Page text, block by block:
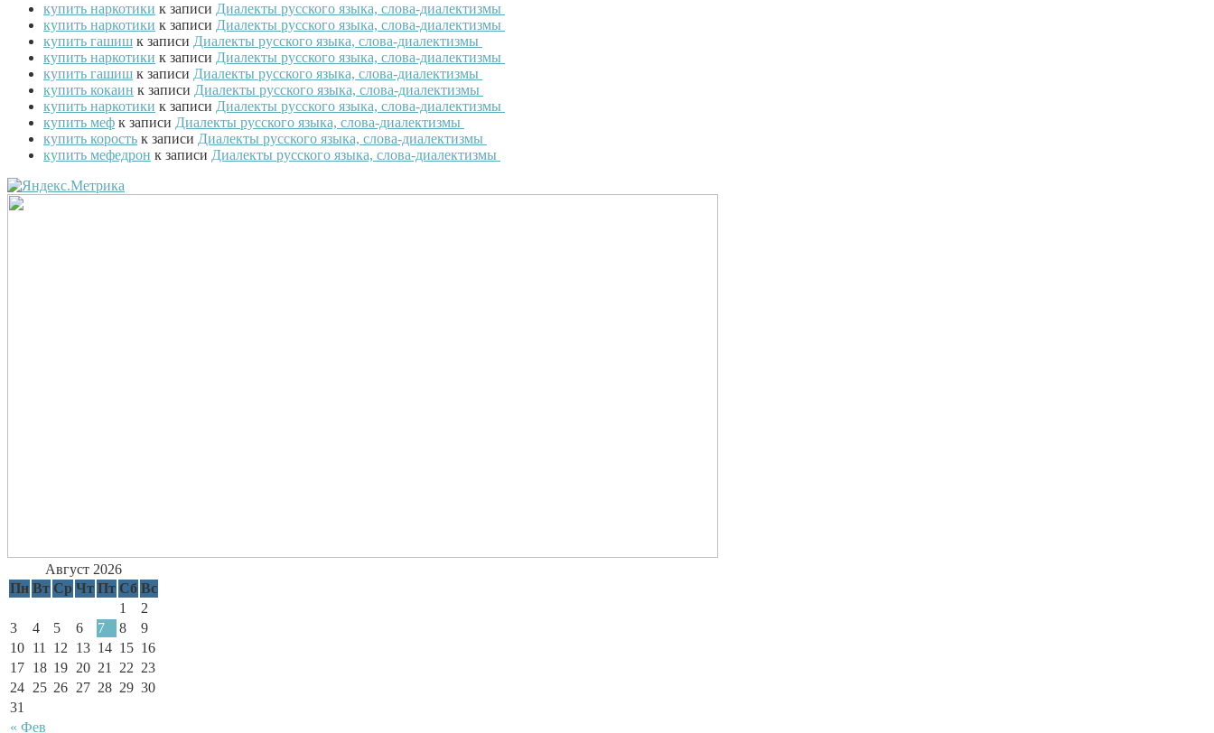
купить наркотики к записи Диалекты русского языка, слова-диалектизмы
купить наркотики к записи Диалекты русского языка, слова-диалектизмы
купить гашиш к записи Диалекты русского языка, слова-диалектизмы
купить наркотики к записи Диалекты русского языка, слова-диалектизмы
купить гашиш к записи Диалекты русского языка, слова-диалектизмы
купить кокаин к записи Диалекты русского языка, слова-диалектизмы
купить наркотики к записи Диалекты русского языка, слова-диалектизмы
купить меф к записи Диалекты русского языка, слова-диалектизмы
купить корость к записи Диалекты русского языка, слова-диалектизмы
купить мефедрон к записи Диалекты русского языка, слова-диалектизмы
Август 2026
Пн Вт Ср Чт Пт Сб Вс
« Фев
1
2
3
4 5 6 7 8
9
10 11 12 13 14 15 16
17 18 19 20 21 22 23
24 25 26 27 28 29 30
31